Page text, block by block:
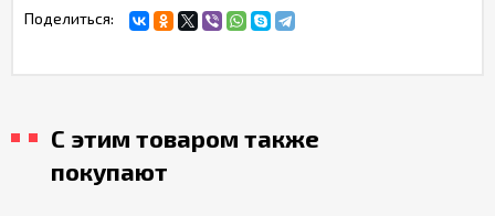
Поделиться:
С этим товаром также
покупают